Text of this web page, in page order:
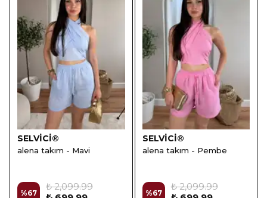
SELVİCİ®
alena takım - Mavi
%67
₺ 2,099.99
SELVİCİ®
alena takım - Pembe
%67
₺ 2,099.99